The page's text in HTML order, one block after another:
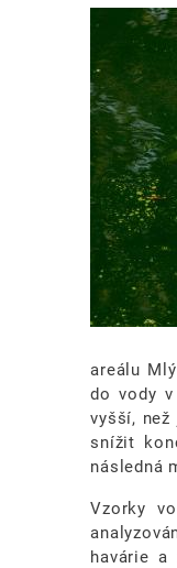
Image
areálu
do vody
vyšší,
snížit
následná
Vzorky
havárie a